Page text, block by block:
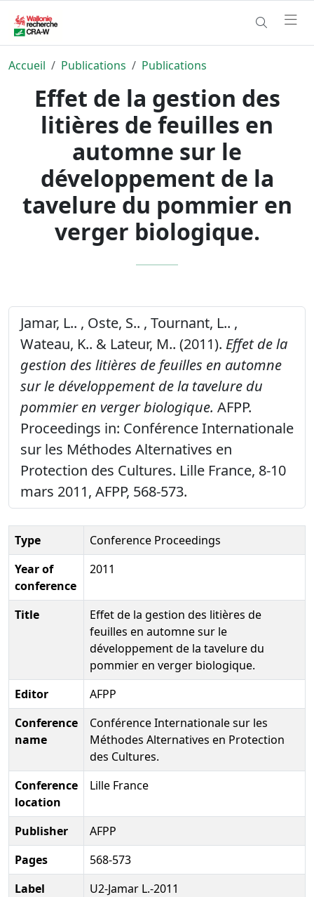
Accueil Publications Publications
Effet de la gestion des
litières de feuilles en
automne sur le
développement de la
tavelure du pommier en
verger biologique.
Jamar, L.. , Oste, S.. , Tournant, L.. ,
Wateau, K.. & Lateur, M.. (2011). Effet de la
gestion des litières de feuilles en automne
sur le développement de la tavelure du
pommier en verger biologique. AFPP.
Proceedings in: Conférence Internationale
sur les Méthodes Alternatives en
Protection des Cultures. Lille France, 8-10
mars 2011, AFPP, 568-573.
Type
Conference Proceedings
Year of
conference
2011
Title
Effet de la gestion des litières de
feuilles en automne sur le
développement de la tavelure du
pommier en verger biologique.
Editor
AFPP
Conference
name
Conférence Internationale sur les
Méthodes Alternatives en Protection
des Cultures.
Conference
location
Lille France
Publisher
AFPP
Pages
568-573
Label
U2-Jamar L.-2011